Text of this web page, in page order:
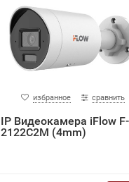
избранное сравнить
IP Видеокамера iFlow
2122C2M (4mm)